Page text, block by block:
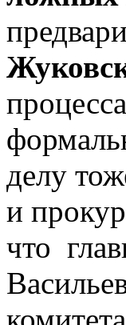
делу
и
что